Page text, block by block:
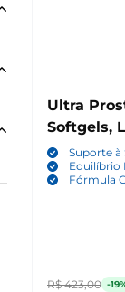
Ultra
Softgels,
Suporte à
Equilíbrio
Fórmula
R$ 423,00 -